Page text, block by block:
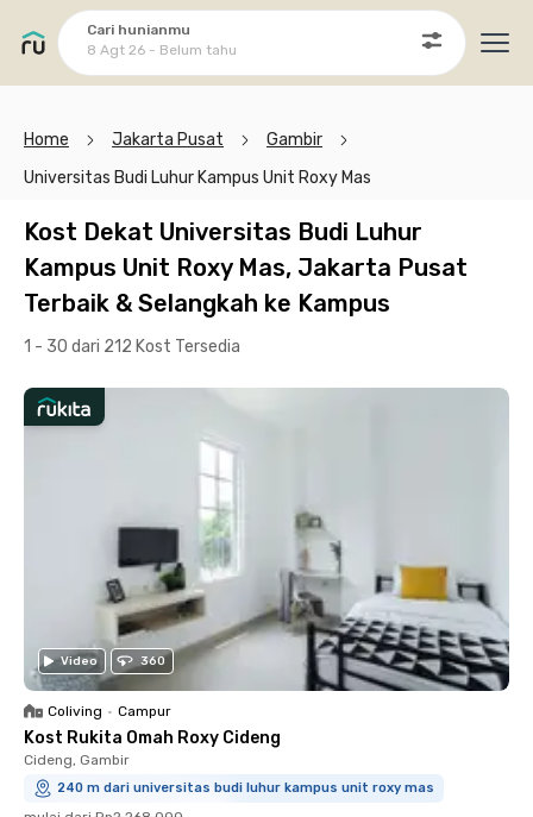
Cari hunianmu
8 Agt 26 - Belum tahu
Home Jakarta Pusat
Gambir
Universitas Budi Luhur Kampus Unit Roxy Mas
Kost Dekat Universitas Budi Luhur
Kampus Unit Roxy Mas, Jakarta Pusat
Terbaik & Selangkah ke Kampus
1 - 30 dari 212 Kost Tersedia
Video 360
Coliving • Campur
Kost Rukita Omah Roxy Cideng
Cideng, Gambir
240 m dari universitas budi luhur kampus unit roxy mas